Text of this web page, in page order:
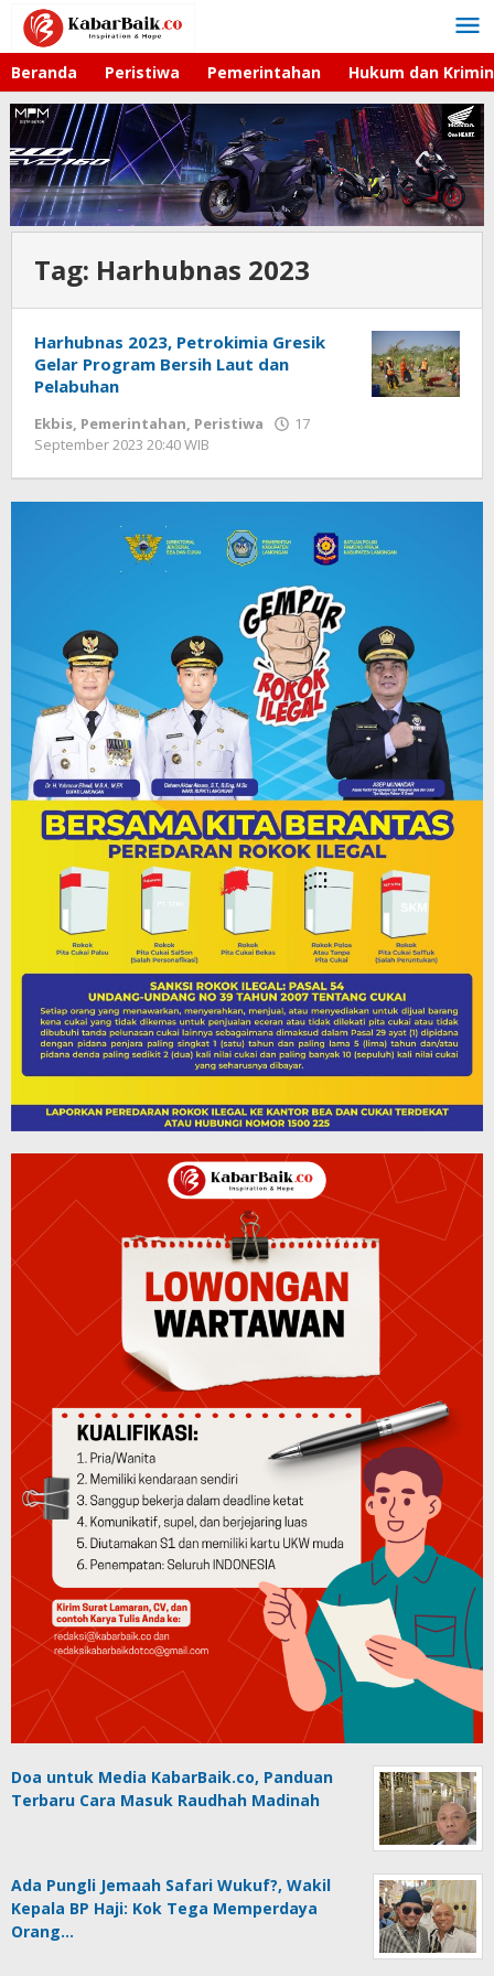
Lewati
konten
Beranda Peristiwa Pemerintahan Hukum dan
Tag: Harhubnas 2023
Harhubnas 2023, Petrokimia Gresik
Gelar Program Bersih Laut dan
Pelabuhan
Ekbis, Pemerintahan, Peristiwa
17
September 2023 20:40 WIB
Doa untuk Media KabarBaik.co, Panduan
Terbaru Cara Masuk Raudhah Madinah
Ada Pungli Jemaah Safari Wukuf?, Wakil
Kepala BP Haji: Kok Tega Memperdaya
Orang…